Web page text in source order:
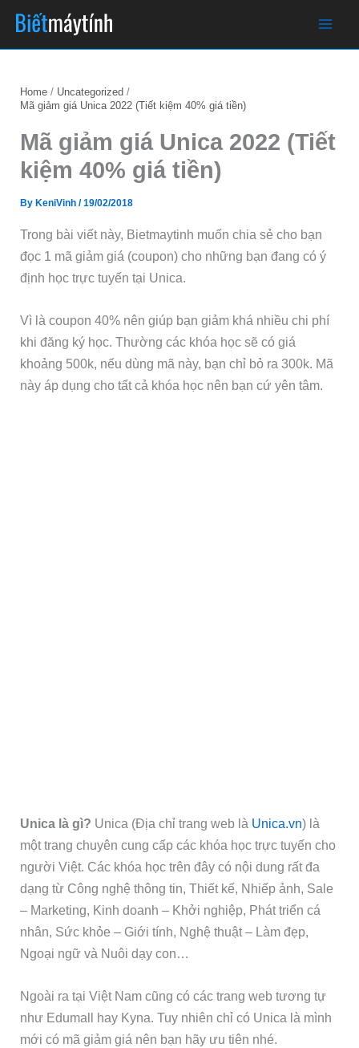
content
Home
Uncategorized
Mã giảm giá Unica 2022 (Tiết kiệm 40% giá tiền)
Mã giảm giá Unica 2022 (Tiết
kiệm 40% giá tiền)
By KeniVinh/19/02/2018
Trong bài viết này, Bietmaytinh muốn chia sẻ cho bạn
đọc 1 mã giảm giá (coupon) cho những bạn đang có ý
định học trực tuyến tại Unica.
Vì là coupon 40% nên giúp bạn giảm khá nhiều chi phí
khi đăng ký học. Thường các khóa học sẽ có giá
khoảng 500k, nếu dùng mã này, bạn chỉ bỏ ra 300k. Mã
này áp dụng cho tất cả khóa học nên bạn cứ yên tâm.
Unica là gì? Unica (Địa chỉ trang web là Unica.vn) là
một trang chuyên cung cấp các khóa học trực tuyến cho
người Việt. Các khóa học trên đây có nội dung rất đa
dạng từ Công nghệ thông tin, Thiết kế, Nhiếp ảnh, Sale
– Marketing, Kinh doanh – Khởi nghiệp, Phát triển cá
nhân, Sức khỏe – Giới tính, Nghệ thuật – Làm đẹp,
Ngoại ngữ và Nuôi dạy con…
Ngoài ra tại Việt Nam cũng có các trang web tương tự
như Edumall hay Kyna. Tuy nhiên chỉ có Unica là mình
mới có mã giảm giá nên bạn hãy ưu tiên nhé.